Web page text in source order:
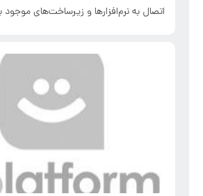
اتصال به نرم‌افزارها و زیرساخت‌های موجود